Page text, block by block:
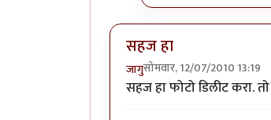
सहज हा
जागुसोमवार, 12/07/2010 13:19
सहज हा फोटो डिलीट करा.